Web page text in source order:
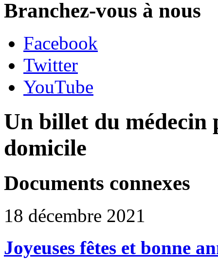
Branchez-vous à nous
Facebook
Twitter
YouTube
Un billet du médecin
domicile
Documents connexes
18 décembre 2021
Joyeuses fêtes et bonne